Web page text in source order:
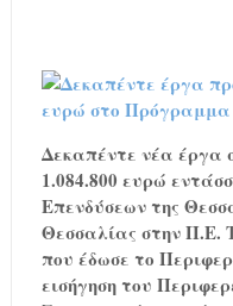
Δεκαπέντε νέα έργα
1.084.800 ευρώ
Επενδύσεων της
Θεσσαλίας στην Π.Ε.
που έδωσε το
εισήγηση του